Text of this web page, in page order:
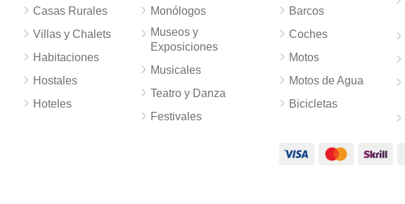
Casas Rurales
Villas y Chalets
Habitaciones
Hostales
Hoteles
Monólogos
Museos y
Exposiciones
Musicales
Teatro y Danza
Festivales
Barcos
Coches
Motos
Motos de Agua
Bicicletas